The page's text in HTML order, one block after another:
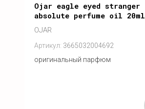
Ojar eagle eyed stranger
absolute perfume oil 20ml
OJAR
Артикул: 3665032004692
оригинальный парфюм